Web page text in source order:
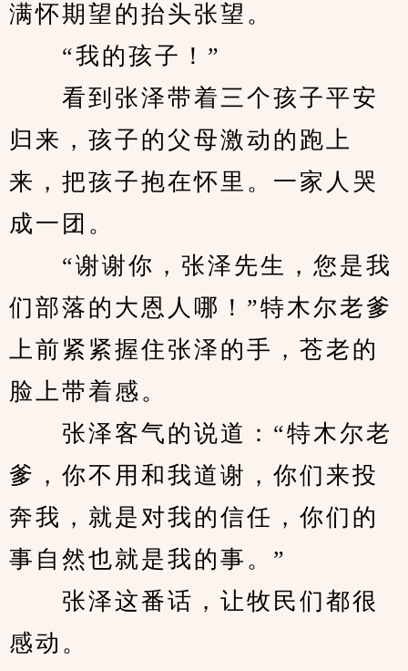
满怀期望的抬头张望。
“我的孩子！”
看到张泽带着三个孩子平安
归来，孩子的父母激动的跑上
来，把孩子抱在怀里。一家人哭
成一团。
“谢谢你，张泽先生，您是我
们部落的大恩人哪！”特木尔老爹
上前紧紧握住张泽的手，苍老的
脸上带着感。
张泽客气的说道：“特木尔老
爹，你不用和我道谢，你们来投
奔我，就是对我的信任，你们的
事自然也就是我的事。”
张泽这番话，让牧民们都很
感动。